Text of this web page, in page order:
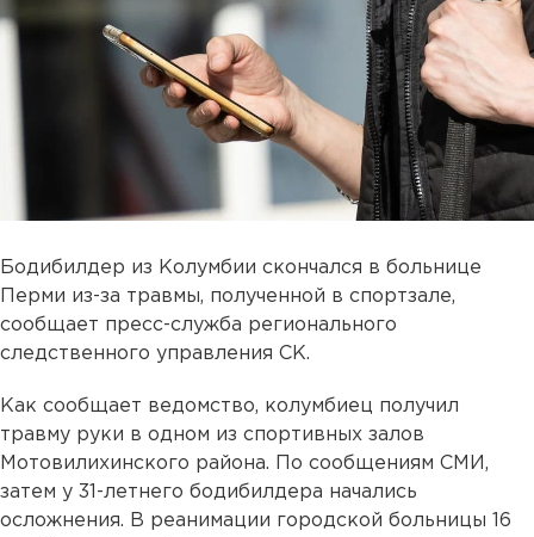
Бодибилдер из Колумбии скончался в больнице
Перми из-за травмы, полученной в спортзале,
сообщает пресс-служба регионального
следственного управления СК.
Как сообщает ведомство, колумбиец получил
травму руки в одном из спортивных залов
Мотовилихинского района. По сообщениям СМИ,
затем у 31-летнего бодибилдера начались
осложнения. В реанимации городской больницы 16